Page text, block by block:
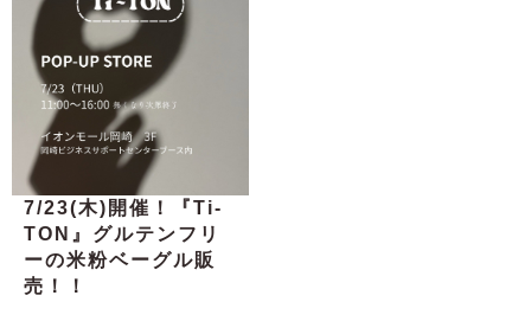
7/23(木)開催！『Ti-
TON』グルテンフリ
ーの米粉ベーグル販
売！！